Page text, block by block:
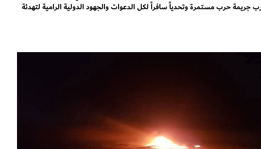
جريمة حرب مستمرة وتحدياً سافراً لكل الدعوات والجهود الدولية الرامية لتهدئة